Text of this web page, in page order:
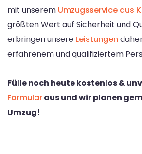
mit unserem Umzugsservice aus
größten Wert auf Sicherheit und
erbringen unsere Leistungen
erfahrenem und qualifiziertem
Fülle noch heute kostenlos &
Formularaus und wir planen
Umzug!